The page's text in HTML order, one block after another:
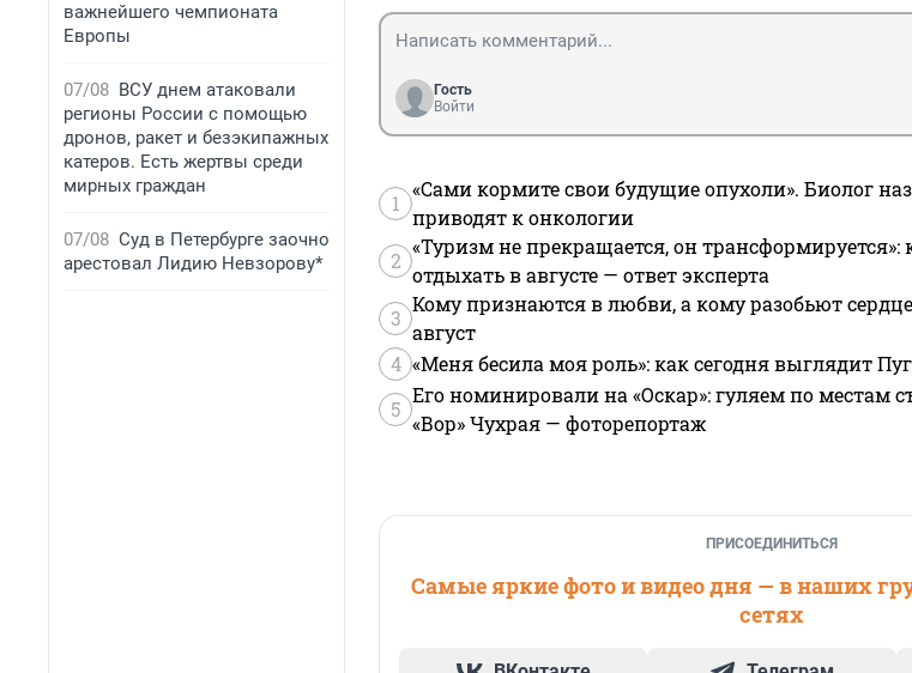
важнейшего чемпионата
Европы
07/08 ВСУ днем атаковали
регионы России с помощью
дронов, ракет и безэкипажных
катеров. Есть жертвы среди
мирных граждан
07/08 Суд в Петербурге заочно
арестовал Лидию Невзорову*
Гость
Войти
1
«Сами кормите свои будущие опухоли». Биолог
приводят к онкологии
2
«Туризм не прекращается, он трансформируется»:
отдыхать в августе — ответ эксперта
3
Кому признаются в любви, а кому разобьют
август
4 «Меня бесила моя роль»: как сегодня выглядит
5
Его номинировали на «Оскар»: гуляем по местам
«Вор» Чухрая — фоторепортаж
ПРИСОЕДИНИТЬСЯ
Самые яркие фото и видео дня — в наших
сетях